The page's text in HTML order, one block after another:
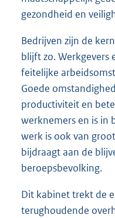
gezondheid en
Bedrijven zijn de
blijft zo. Werkgevers
feitelijke
Goede
productiviteit en
werknemers en is in
werk is ook van
bijdraagt aan de
beroepsbevolking.
Dit kabinet trekt de
terughoudende